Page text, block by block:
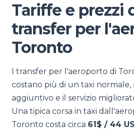
Tariffe e prezzi
transfer per
Toronto
I transfer per l'aeroporto di
costano più di un taxi normale,
aggiuntivo e il servizio
Una tipica corsa in taxi
Toronto costa circa 61$ / 44